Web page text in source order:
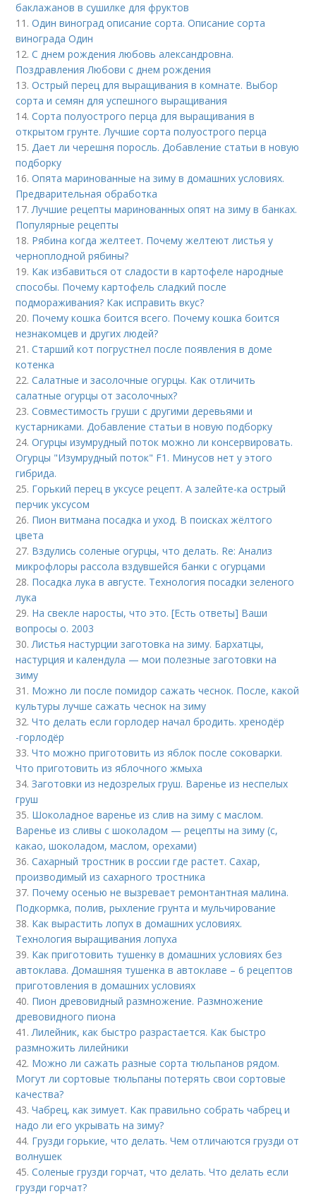
баклажанов в сушилке для фруктов
11.Один виноград описание сорта. Описание сорта
винограда Один
12.С днем рождения любовь александровна.
Поздравления Любови с днем рождения
13.Острый перец для выращивания в комнате. Выбор
сорта и семян для успешного выращивания
14.Сорта полуострого перца для выращивания в
открытом грунте. Лучшие сорта полуострого перца
15. Дает ли черешня поросль. Добавление статьи в новую
подборку
16.Опята маринованные на зиму в домашних условиях.
Предварительная обработка
17. Лучшие рецепты маринованных опят на зиму в банках.
Популярные рецепты
18. Рябина когда желтеет. Почему желтеют листья у
черноплодной рябины?
19. Как избавиться от сладости в картофеле народные
способы. Почему картофель сладкий после
подмораживания? Как исправить вкус?
20. Почему кошка боится всего. Почему кошка боится
незнакомцев и других людей?
21.Старший кот погрустнел после появления в доме
котенка
22.Салатные и засолочные огурцы. Как отличить
салатные огурцы от засолочных?
23.Совместимость груши с другими деревьями и
кустарниками. Добавление статьи в новую подборку
24.Огурцы изумрудный поток можно ли консервировать.
Огурцы "Изумрудный поток" F1. Минусов нет у этого
гибрида.
25. Горький перец в уксусе рецепт. А залейте-ка острый
перчик уксусом
26. Пион витмана посадка и уход. В поисках жёлтого
цвета
27. Вздулись соленые огурцы, что делать. Re: Анализ
микрофлоры рассола вздувшейся банки с огурцами
28. Посадка лука в августе. Технология посадки зеленого
лука
29. На свекле наросты, что это. [Есть ответы] Ваши
вопросы о. 2003
30. Листья настурции заготовка на зиму. Бархатцы,
настурция и календула — мои полезные заготовки на
зиму
31. Можно ли после помидор сажать чеснок. После, какой
культуры лучше сажать чеснок на зиму
32.Что делать если горлодер начал бродить. хренодёр
-горлодёр
33.Что можно приготовить из яблок после соковарки.
Что приготовить из яблочного жмыха
34.Заготовки из недозрелых груш. Варенье из неспелых
груш
35. Шоколадное варенье из слив на зиму с маслом.
Варенье из сливы с шоколадом — рецепты на зиму (с,
какао, шоколадом, маслом, орехами)
36.Сахарный тростник в россии где растет. Сахар,
производимый из сахарного тростника
37. Почему осенью не вызревает ремонтантная малина.
Подкормка, полив, рыхление грунта и мульчирование
38. Как вырастить лопух в домашних условиях.
Технология выращивания лопуха
39. Как приготовить тушенку в домашних условиях без
автоклава. Домашняя тушенка в автоклаве – 6 рецептов
приготовления в домашних условиях
40. Пион древовидный размножение. Размножение
древовидного пиона
41. Лилейник, как быстро разрастается. Как быстро
размножить лилейники
42. Можно ли сажать разные сорта тюльпанов рядом.
Могут ли сортовые тюльпаны потерять свои сортовые
качества?
43.Чабрец, как зимует. Как правильно собрать чабрец и
надо ли его укрывать на зиму?
44. Грузди горькие, что делать. Чем отличаются грузди от
волнушек
45.Соленые грузди горчат, что делать. Что делать если
грузди горчат?